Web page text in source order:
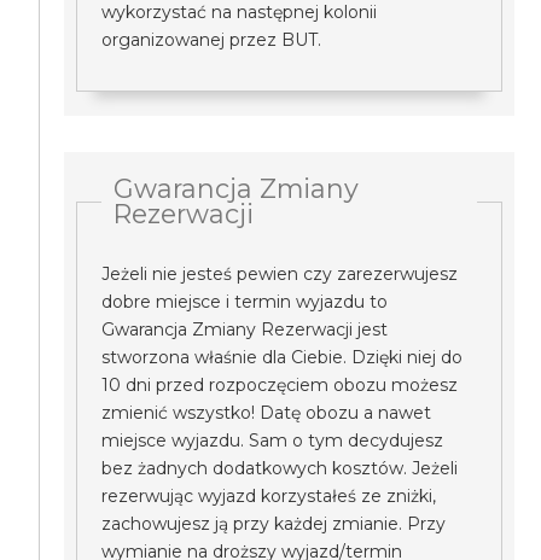
wykorzystać na następnej kolonii
organizowanej przez BUT.
Gwarancja Zmiany
Rezerwacji
Jeżeli nie jesteś pewien czy zarezerwujesz
dobre miejsce i termin wyjazdu to
Gwarancja Zmiany Rezerwacji jest
stworzona właśnie dla Ciebie. Dzięki niej do
10 dni przed rozpoczęciem obozu możesz
zmienić wszystko! Datę obozu a nawet
miejsce wyjazdu. Sam o tym decydujesz
bez żadnych dodatkowych kosztów. Jeżeli
rezerwując wyjazd korzystałeś ze zniżki,
zachowujesz ją przy każdej zmianie. Przy
wymianie na droższy wyjazd/termin